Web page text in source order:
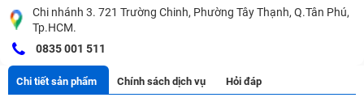
Chi nhánh 3. 721 Trường Chinh, Phường Tây Thạnh, Q.Tân Phú,
Tp.HCM.
0835 001 511
Chi tiết sản phẩm Chính sách dịch vụ Hỏi đáp